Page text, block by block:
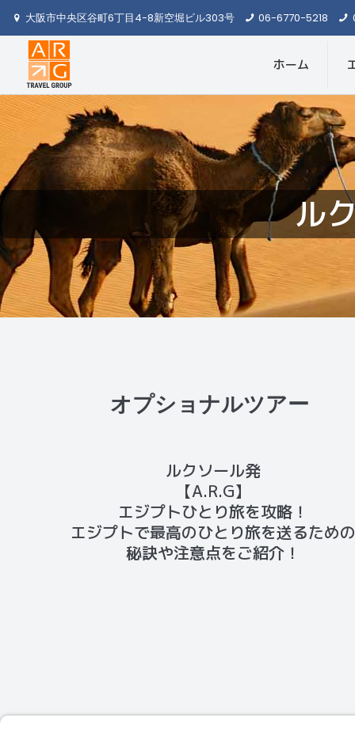
大阪市中央区谷町6丁目4-8新空堀ビル303号 06-6770-5218
ホーム
ル
オプショナルツアー
ルクソール発
【A.R.G】
エジプトひとり旅を攻略！
エジプトで最高のひとり旅を送るための
秘訣や注意点をご紹介！